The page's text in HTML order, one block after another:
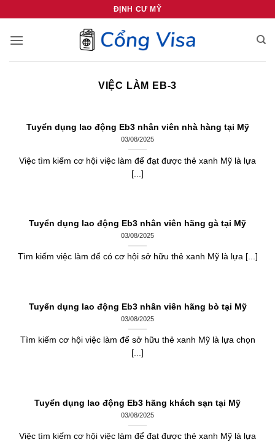
nội
ĐỊNH CƯ MỸ
VIỆC LÀM EB-3
Tuyển dụng lao động Eb3 nhân viên nhà hàng tại Mỹ
03/08/2025
Việc tìm kiếm cơ hội việc làm để đạt được thẻ xanh Mỹ là lựa
[...]
Tuyển dụng lao động Eb3 nhân viên hãng gà tại Mỹ
03/08/2025
Tìm kiếm việc làm để có cơ hội sở hữu thẻ xanh Mỹ là lựa [...]
Tuyển dụng lao động Eb3 nhân viên hãng bò tại Mỹ
03/08/2025
Tìm kiếm cơ hội việc làm để sở hữu thẻ xanh Mỹ là lựa chọn
[...]
Tuyển dụng lao động Eb3 hãng khách sạn tại Mỹ
03/08/2025
Việc tìm kiếm cơ hội việc làm để đạt được thẻ xanh Mỹ là lựa